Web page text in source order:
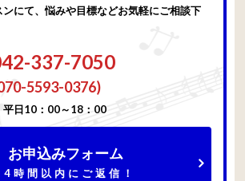
ンにて、悩みや目標などお気軽にご相談下
337-7050
5593-0376)
平日10：00～18：00
お申込みフォーム
時間以内にご返信！